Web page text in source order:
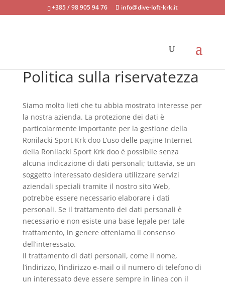
+385 / 98 905 94 76 info@dive-loft-krk.it
Politica sulla riservatezza
Siamo molto lieti che tu abbia mostrato interesse per
la nostra azienda. La protezione dei dati è
particolarmente importante per la gestione della
Ronilacki Sport Krk doo L’uso delle pagine Internet
della Ronilacki Sport Krk doo è possibile senza
alcuna indicazione di dati personali; tuttavia, se un
soggetto interessato desidera utilizzare servizi
aziendali speciali tramite il nostro sito Web,
potrebbe essere necessario elaborare i dati
personali. Se il trattamento dei dati personali è
necessario e non esiste una base legale per tale
trattamento, in genere otteniamo il consenso
dell’interessato.
Il trattamento di dati personali, come il nome,
l’indirizzo, l’indirizzo e-mail o il numero di telefono di
un interessato deve essere sempre in linea con il